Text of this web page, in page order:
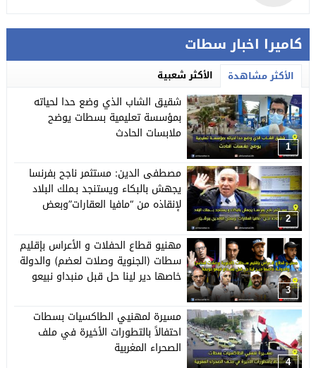
كاميرا اخبار سطات
الأكثر مشاهدة الأكثر شعبية
1
شقيق الشاب الذي وضع حدا لحياته
بمؤسسة تعليمية بسطات يوضح
ملابسات الحادث
2
مصطفى الدين: مستثمر ناجح بفرنسا
يجهش بالبكاء ويستنجد بـملك البلاد
لإنقاذه من “مافيا العقارات”وبعض
3
مهنيو قطاع الحفلات و الأعراس بإقليم
سطات (الجنوية وصلات لعضم) والدولة
خاصها دير لينا حل قبل منبداو نبيعو
4
مسيرة لمهنيي الطاكسيات بسطات
احتفالاً بالتطورات الأخيرة في ملف
الصحراء المغربية